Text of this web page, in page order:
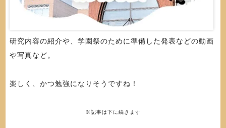
研究内容の紹介や、学園祭のために準備した発表などの動画
や写真など。
楽しく、かつ勉強になりそうですね！
※記事は下に続きます